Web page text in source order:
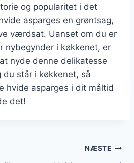
og popularitet i det
asparges en grøntsag,
værdsat. Uanset om du er
nybegynder i køkkenet, er
nyde denne delikatesse
står i køkkenet, så
hvide asparges i dit måltid
det!
NÆSTE